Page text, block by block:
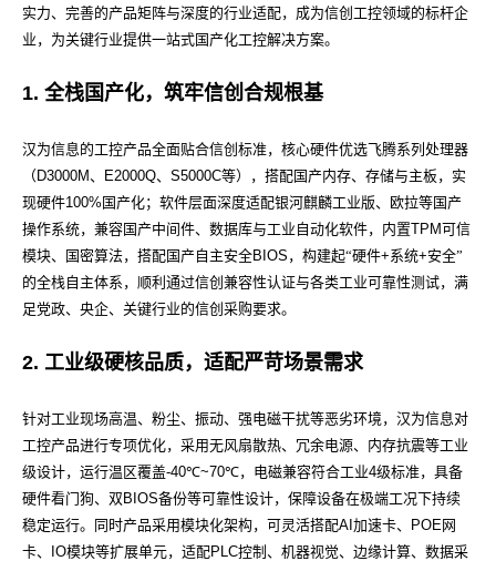
实力、完善的产品矩阵与深度的行业适配，成为信创工控领域的标杆企
业，为关键行业提供一站式国产化工控解决方案。
1. 全栈国产化，筑牢信创合规根基
汉为信息的工控产品全面贴合信创标准，核心硬件优选飞腾系列处理器
（ D3000M、 E2000Q、 S5000C等），搭配国产内存、存储与主板，实
现硬件100% 国产化；软件层面深度适配银河麒麟工业版、欧拉等国产
操作系统，兼容国产中间件、数据库与工业自动化软件，内置TPM可信
模块、国密算法，搭配国产自主安全BIOS ，构建起“硬件+系统+安全”
的全栈自主体系，顺利通过信创兼容性认证与各类工业可靠性测试，满
足党政、央企、关键行业的信创采购要求。
2. 工业级硬核品质，适配严苛场景需求
针对工业现场高温、粉尘、振动、强电磁干扰等恶劣环境，汉为信息对
工控产品进行专项优化，采用无风扇散热、冗余电源、内存抗震等工业
级设计，运行温区覆盖-40℃~70℃，电磁兼容符合工业4级标准，具备
硬件看门狗、双 BIOS备份等可靠性设计，保障设备在极端工况下持续
稳定运行。同时产品采用模块化架构，可灵活搭配AI 加速卡、 POE 网
卡、
IO模块等扩展单元，适配PLC控制、机器视觉、边缘计算、数据采